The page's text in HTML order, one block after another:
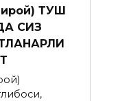
ТУШ
СИЗ